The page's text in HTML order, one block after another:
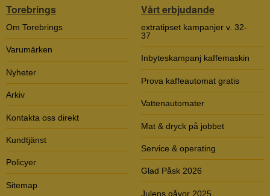
Torebrings
Om Torebrings
Varumärken
Nyheter
Arkiv
Kontakta oss direkt
Kundtjänst
Policyer
Sitemap
Vårt erbjudande
extratipset kampanjer v. 32-
37
Inbyteskampanj kaffemaskin
Prova kaffeautomat gratis
Vattenautomater
Mat & dryck på jobbet
Service & operating
Glad Påsk 2026
Julens gåvor 2025